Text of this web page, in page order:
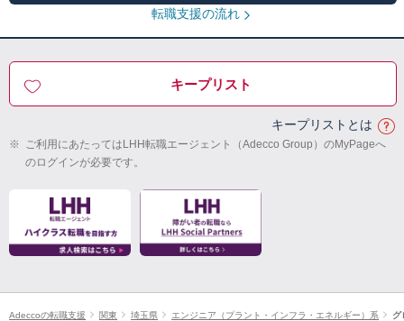
転職支援の流れ
キープリスト
キープリストとは
※ ご利用にあたってはLHH転職エージェント（Adecco Group）のMyPageへ
のログインが必要です。
Adeccoの転職支援 関東 埼玉県 エンジニア（プラント・インフラ・エネルギー）系 グ